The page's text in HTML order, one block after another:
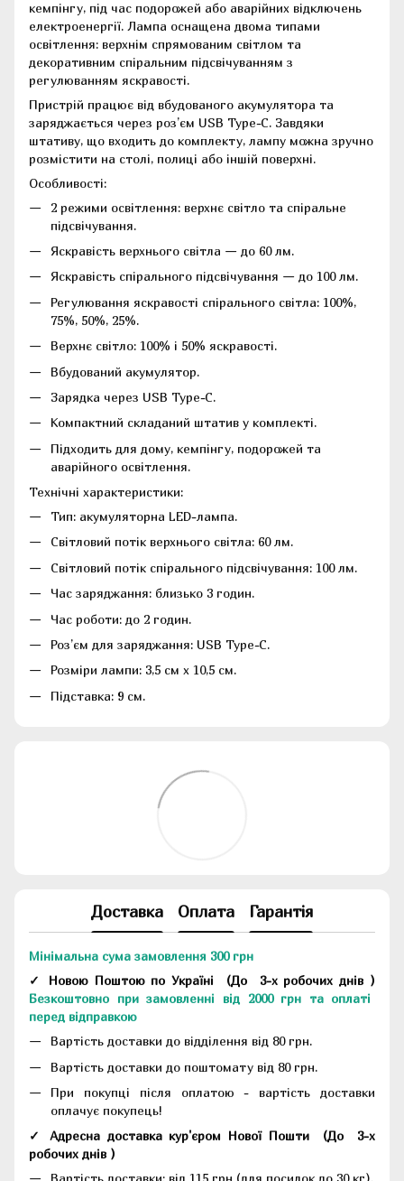
кемпінгу, під час подорожей або аварійних відключень
електроенергії. Лампа оснащена двома типами
освітлення: верхнім спрямованим світлом та
декоративним спіральним підсвічуванням з
регулюванням яскравості.
Пристрій працює від вбудованого акумулятора та
заряджається через роз’єм USB Type-C. Завдяки
штативу, що входить до комплекту, лампу можна зручно
розмістити на столі, полиці або іншій поверхні.
Особливості:
2 режими освітлення: верхнє світло та спіральне
підсвічування.
Яскравість верхнього світла — до 60 лм.
Яскравість спірального підсвічування — до 100 лм.
Регулювання яскравості спірального світла: 100%,
75%, 50%, 25%.
Верхнє світло: 100% і 50% яскравості.
Вбудований акумулятор.
Зарядка через USB Type-C.
Компактний складаний штатив у комплекті.
Підходить для дому, кемпінгу, подорожей та
аварійного освітлення.
Технічні характеристики:
Тип: акумуляторна LED-лампа.
Світловий потік верхнього світла: 60 лм.
Світловий потік спірального підсвічування: 100 лм.
Час заряджання: близько 3 годин.
Час роботи: до 2 годин.
Роз’єм для заряджання: USB Type-C.
Розміри лампи: 3,5 см х 10,5 см.
Підставка: 9 см.
Доставка Оплата Гарантія
Мінімальна сума замовлення 300 грн
✓ Новою Поштою по Україні (До 3-х робочих днів )
Безкоштовно при замовленні від 2000 грн та оплаті
перед відправкою
Вартість доставки до відділення від 80 грн.
Вартість доставки до поштомату від 80 грн.
При покупці після оплатою - вартість доставки
оплачує покупець!
✓ Адресна доставка кур'єром Нової Пошти (До 3-х
робочих днів )